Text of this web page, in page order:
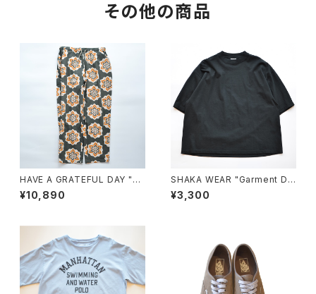
その他の商品
HAVE A GRATEFUL DAY "A
MPLE EASY PANTS"
¥10,890
SHAKA WEAR "Garment Dy
e Drop Shoulder 7.5 OZ"
¥3,300